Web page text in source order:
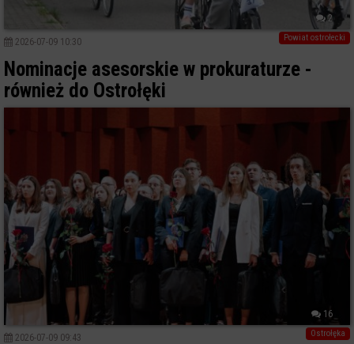
2
Powiat ostrołecki
2026-07-09 10:30
Nominacje asesorskie w prokuraturze -
również do Ostrołęki
16
Ostrołęka
2026-07-09 09:43